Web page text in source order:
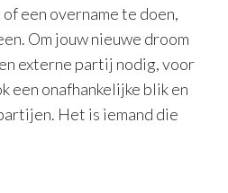
een overname te doen,
Om jouw nieuwe droom
externe partij nodig, voor
een onafhankelijke blik en
Het is iemand die